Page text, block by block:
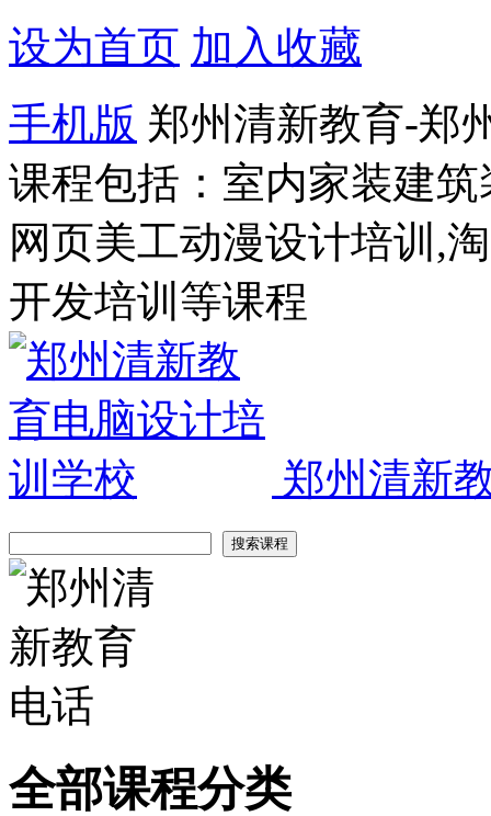
设为首页 加入收藏
手机版 郑州清新教育-郑
课程包括：室内家装建
网页美工动漫设计培训,
开发培训等课程
郑州清新
全部课程分类